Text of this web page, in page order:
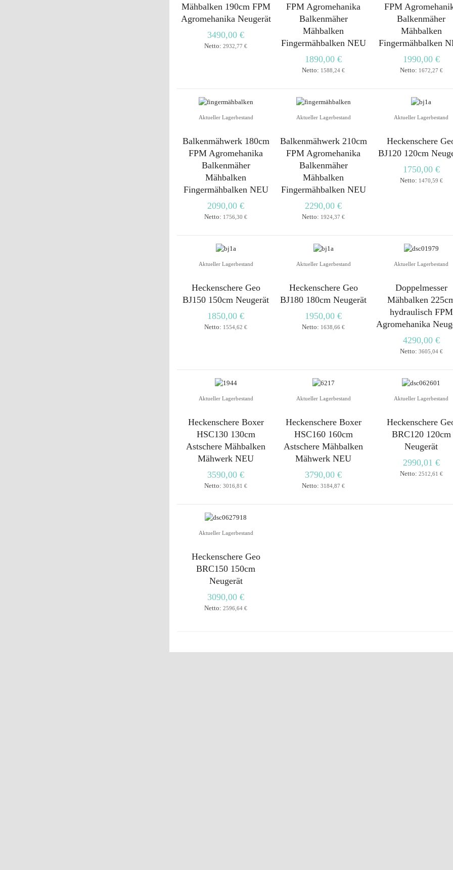
Mähbalken 190cm FPM
Agromehanika Neugerät
3490,00 €
Netto:2932,77 €
FPM Agromehanika
Balkenmäher
Mähbalken
Fingermähbalken NEU
1890,00 €
Netto: 1588,24 €
FPM
Balkenmäher
Mähbalken
Fingermähbalken
1990,00 €
Netto: 1672,27 €
Aktueller Lagerbestand
Balkenmähwerk 180cm
FPM Agromehanika
Balkenmäher
Mähbalken
Fingermähbalken NEU
2090,00 €
Netto: 1756,30 €
Aktueller Lagerbestand
Balkenmähwerk 210cm
FPM Agromehanika
Balkenmäher
Mähbalken
Fingermähbalken NEU
2290,00 €
Netto: 1924,37 €
Aktueller Lagerbestand
Heckenschere
BJ120 120cm
1750,00 €
Netto: 1470,59 €
Aktueller Lagerbestand
Heckenschere Geo
BJ150 150cm Neugerät
1850,00 €
Netto: 1554,62 €
Aktueller Lagerbestand
Heckenschere Geo
BJ180 180cm Neugerät
1950,00 €
Netto: 1638,66 €
Aktueller Lagerbestand
Doppelmesser
Mähbalken
hydraulisch FPM
Agromehanika
4290,00 €
Netto: 3605,04 €
Aktueller Lagerbestand
Heckenschere Boxer
HSC130 130cm
Astschere Mähbalken
Mähwerk NEU
3590,00 €
Netto:3016,81 €
Aktueller Lagerbestand
Heckenschere Boxer
HSC160 160cm
Astschere Mähbalken
Mähwerk NEU
3790,00 €
Netto:3184,87 €
Aktueller Lagerbestand
Heckenschere
BRC120 120cm
Neugerät
2990,01 €
Netto: 2512,61 €
Aktueller Lagerbestand
Heckenschere Geo
BRC150 150cm
Neugerät
3090,00 €
Netto:2596,64 €